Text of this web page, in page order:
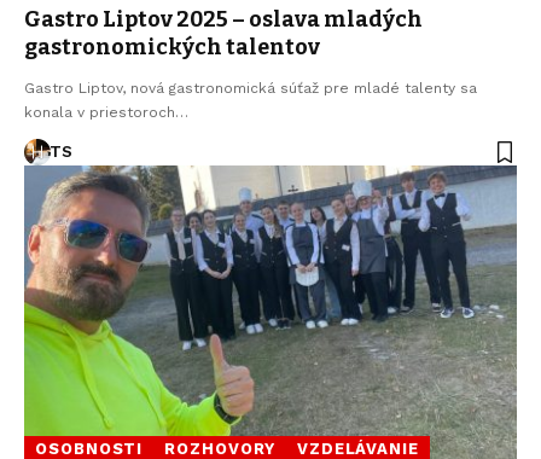
Gastro Liptov 2025 – oslava mladých
gastronomických talentov
Gastro Liptov, nová gastronomická súťaž pre mladé talenty sa
konala v priestoroch…
TS
OSOBNOSTI ROZHOVORY VZDELÁVANIE